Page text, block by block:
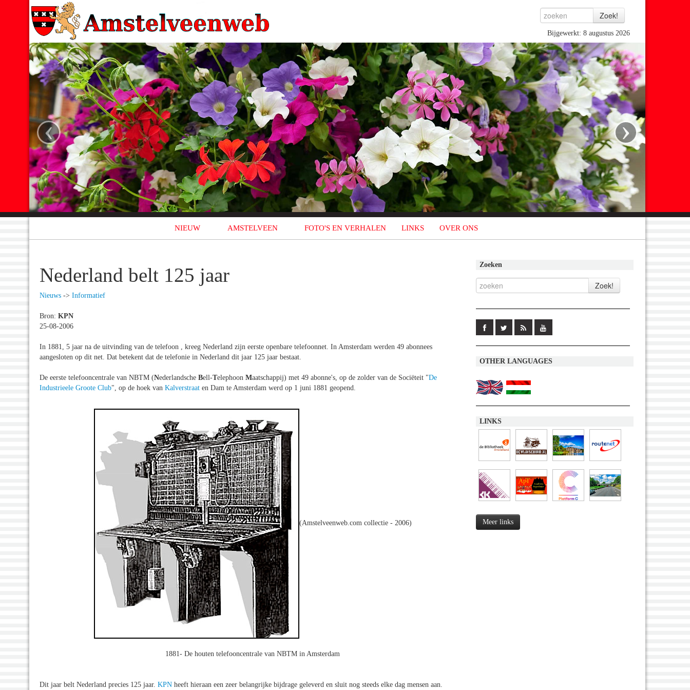
Bijgewerkt: 8 augustus 2026
‹ ›
NIEUW AMSTELVEEN FOTO'S EN VERHALEN LINKS OVER ONS
Nederland belt 125 jaar
Nieuws -> Informatief
Bron: KPN
25-08-2006
In 1881, 5 jaar na de uitvinding van de telefoon , kreeg Nederland zijn eerste openbare telefoonnet. In Amsterdam werden 49 abonnees
aangesloten op dit net. Dat betekent dat de telefonie in Nederland dit jaar 125 jaar bestaat.
De eerste telefooncentrale van NBTM (Nederlandsche Bell-Telephoon Maatschappij) met 49 abonne's, op de zolder van de Sociëteit "De
Industrieele Groote Club", op de hoek van Kalverstraat en Dam te Amsterdam werd op 1 juni 1881 geopend.
(Amstelveenweb.com collectie - 2006)
1881- De houten telefooncentrale van NBTM in Amsterdam
Dit jaar belt Nederland precies 125 jaar. KPN heeft hieraan een zeer belangrijke bijdrage geleverd en sluit nog steeds elke dag mensen aan.
Zoeken
OTHER LANGUAGES
LINKS
Meer links